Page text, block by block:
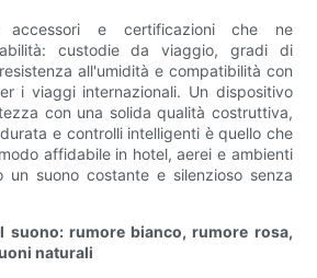
accessori e certificazioni che ne
custodie da viaggio, gradi di
all'umidità e compatibilità con
i viaggi internazionali. Un dispositivo
con una solida qualità costruttiva,
e controlli intelligenti è quello che
affidabile in hotel, aerei e ambienti
un suono costante e silenzioso senza
suono: rumore bianco, rumore rosa,
naturali